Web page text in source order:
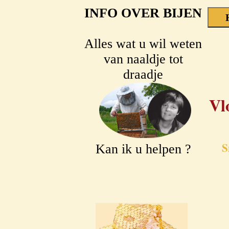
INFO OVER BIJEN
Alles wat u wil weten
van naaldje tot
draadje
Kan ik u helpen ?